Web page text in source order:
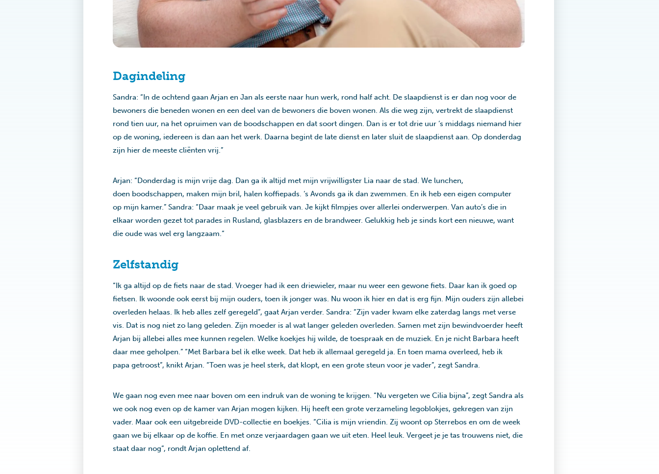
Dagindeling
Sandra: “In de ochtend gaan Arjan en Jan als eerste naar hun werk, rond half acht. De slaapdienst is er dan nog voor de
bewoners die beneden wonen en een deel van de bewoners die boven wonen. Als die weg zijn, vertrekt de slaapdienst
rond tien uur, na het opruimen van de boodschappen en dat soort dingen. Dan is er tot drie uur ‘s middags niemand hier
op de woning, iedereen is dan aan het werk. Daarna begint de late dienst en later sluit de slaapdienst aan. Op donderdag
zijn hier de meeste cliënten vrij.”
Arjan: “Donderdag is mijn vrije dag. Dan ga ik altijd met mijn vrijwilligster Lia naar de stad. We lunchen,
doen boodschappen, maken mijn bril, halen koffiepads. ‘s Avonds ga ik dan zwemmen. En ik heb een eigen computer
op mijn kamer.” Sandra: “Daar maak je veel gebruik van. Je kijkt filmpjes over allerlei onderwerpen. Van auto’s die in
elkaar worden gezet tot parades in Rusland, glasblazers en de brandweer. Gelukkig heb je sinds kort een nieuwe, want
die oude was wel erg langzaam.“
Zelfstandig
“Ik ga altijd op de fiets naar de stad. Vroeger had ik een driewieler, maar nu weer een gewone fiets. Daar kan ik goed op
fietsen. Ik woonde ook eerst bij mijn ouders, toen ik jonger was. Nu woon ik hier en dat is erg fijn. Mijn ouders zijn allebei
overleden helaas. Ik heb alles zelf geregeld”, gaat Arjan verder. Sandra: “Zijn vader kwam elke zaterdag langs met verse
vis. Dat is nog niet zo lang geleden. Zijn moeder is al wat langer geleden overleden. Samen met zijn bewindvoerder heeft
Arjan bij allebei alles mee kunnen regelen. Welke koekjes hij wilde, de toespraak en de muziek. En je nicht Barbara heeft
daar mee geholpen.” “Met Barbara bel ik elke week. Dat heb ik allemaal geregeld ja. En toen mama overleed, heb ik
papa getroost”, knikt Arjan. “Toen was je heel sterk, dat klopt, en een grote steun voor je vader”, zegt Sandra.
We gaan nog even mee naar boven om een indruk van de woning te krijgen. “Nu vergeten we Cilia bijna”, zegt Sandra als
we ook nog even op de kamer van Arjan mogen kijken. Hij heeft een grote verzameling legoblokjes, gekregen van zijn
vader. Maar ook een uitgebreide DVD-collectie en boekjes. “Cilia is mijn vriendin. Zij woont op Sterrebos en om de week
gaan we bij elkaar op de koffie. En met onze verjaardagen gaan we uit eten. Heel leuk. Vergeet je je tas trouwens niet, die
staat daar nog”, rondt Arjan oplettend af.